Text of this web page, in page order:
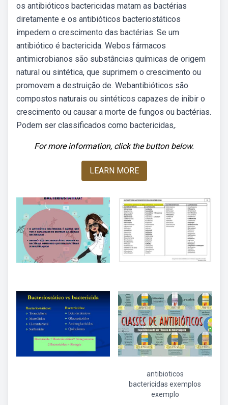
os antibióticos bactericidas matam as bactérias
diretamente e os antibióticos bacteriostáticos
impedem o crescimento das bactérias. Se um
antibiótico é bactericida. Webos fármacos
antimicrobianos são substâncias químicas de origem
natural ou sintética, que suprimem o crescimento ou
promovem a destruição de. Webantibióticos são
compostos naturais ou sintéticos capazes de inibir o
crescimento ou causar a morte de fungos ou bactérias.
Podem ser classificados como bactericidas,.
For more information, click the button below.
LEARN MORE
antibioticos
bactericidas exemplos
exemplo